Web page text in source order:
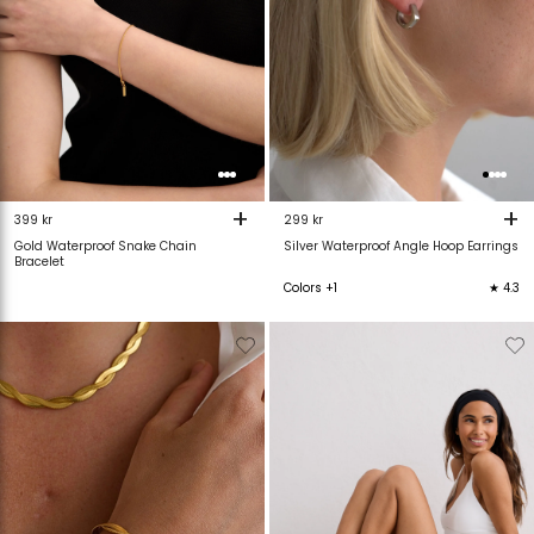
Gold Waterproof Snake Chain
Bracelet
399 kr +
Silver Waterproof Angle Hoop Earrings
299 kr +
Colors +1 ★ 4.3
Toevoegen
aan
Verwijderen
van
verlanglijstje